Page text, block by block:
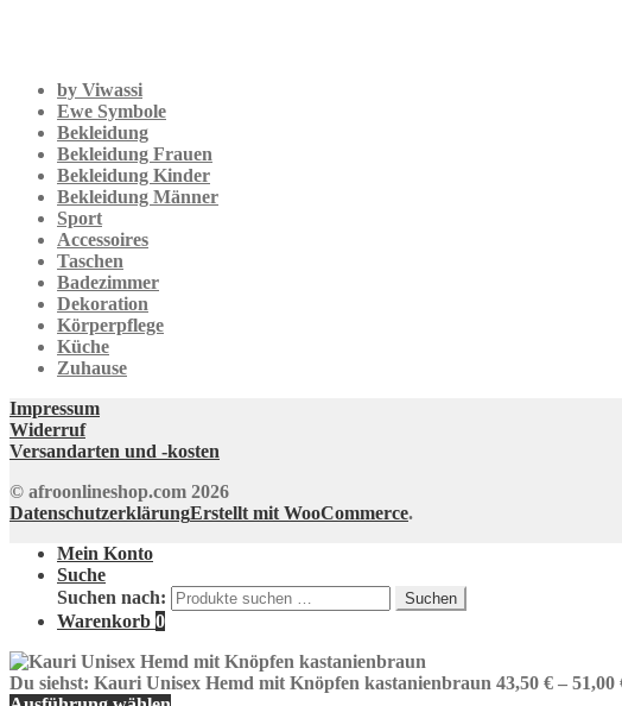
by Viwassi
Ewe Symbole
Bekleidung
Bekleidung Frauen
Bekleidung Kinder
Bekleidung Männer
Sport
Accessoires
Taschen
Badezimmer
Dekoration
Körperpflege
Küche
Zuhause
Impressum
Widerruf
Versandarten und -kosten
© afroonlineshop.com 2026
DatenschutzerklärungErstellt mit WooCommerce.
Mein Konto
Suche
Suchen nach:
Suchen
Warenkorb 0
Du siehst: Kauri Unisex Hemd mit Knöpfen kastanienbraun 43,50 € – 51,00